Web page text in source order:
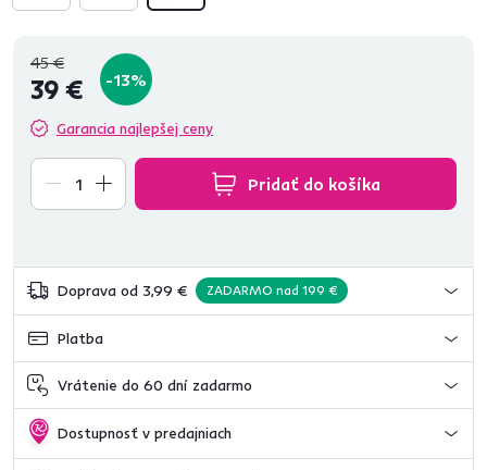
45 €
39 € -13%
Garancia najlepšej ceny
Pridať do košíka
Doprava od 3,99 € ZADARMO nad 199 €
Platba
Vrátenie do 60 dní zadarmo
Dostupnosť v predajniach